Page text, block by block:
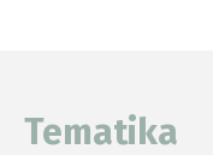
Tematika